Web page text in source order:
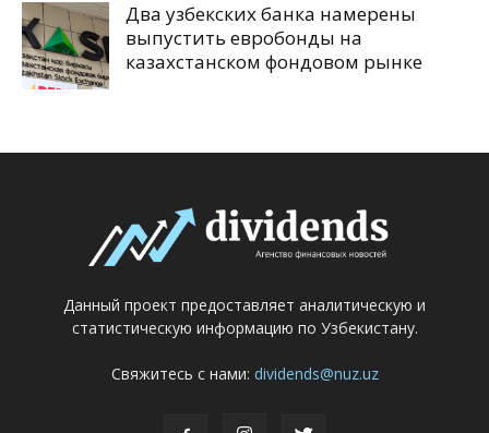
Два узбекских банка намерены
выпустить евробонды на
казахстанском фондовом рынке
Данный проект предоставляет аналитическую и
статистическую информацию по Узбекистану.
Свяжитесь с нами: dividends@nuz.uz